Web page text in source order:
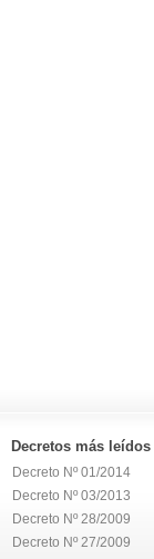
Decretos más leídos
Decreto Nº 01/2014
Decreto Nº 03/2013
Decreto Nº 28/2009
Decreto Nº 27/2009